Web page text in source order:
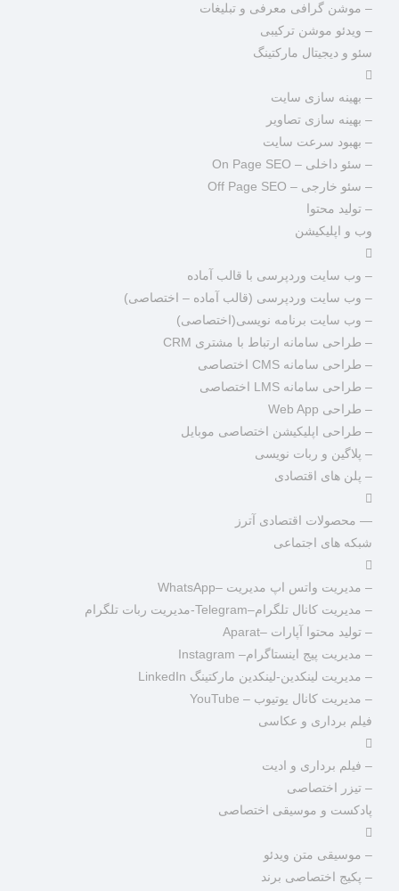
– موشن گرافی معرفی و تبلیغات
– ویدئو موشن ترکیبی
سئو و دیجیتال مارکتینگ
– بهینه سازی سایت
– بهینه سازی تصاویر
– بهبود سرعت سایت
– سئو داخلی – On Page SEO
– سئو خارجی – Off Page SEO
– تولید محتوا
وب و اپلیکیشن
– وب سایت وردپرسی با قالب آماده
– وب سایت وردپرسی (قالب آماده – اختصاصی)
– وب سایت برنامه نویسی(اختصاصی)
– طراحی سامانه ارتباط با مشتری CRM
– طراحی سامانه CMS اختصاصی
– طراحی سامانه LMS اختصاصی
– طراحی Web App
– طراحی اپلیکیشن اختصاصی موبایل
– پلاگین و ربات نویسی
– پلن های اقتصادی
— محصولات اقتصادی آترز
شبکه های اجتماعی
– مدیریت واتس اپ مدیریت –WhatsApp
– مدیریت کانال تلگرام–Telegram-مدیریت ربات تلگرام
– تولید محتوا آپارات –Aparat
– مدیریت پیج اینستاگرام– Instagram
– مدیریت لینکدین-لینکدین مارکتینگ LinkedIn
– مدیریت کانال یوتیوب – YouTube
فیلم برداری و عکاسی
– فیلم برداری و ادیت
– تیزر اختصاصی
پادکست و موسیقی اختصاصی
– موسیقی متن ویدئو
– پکیج اختصاصی برند